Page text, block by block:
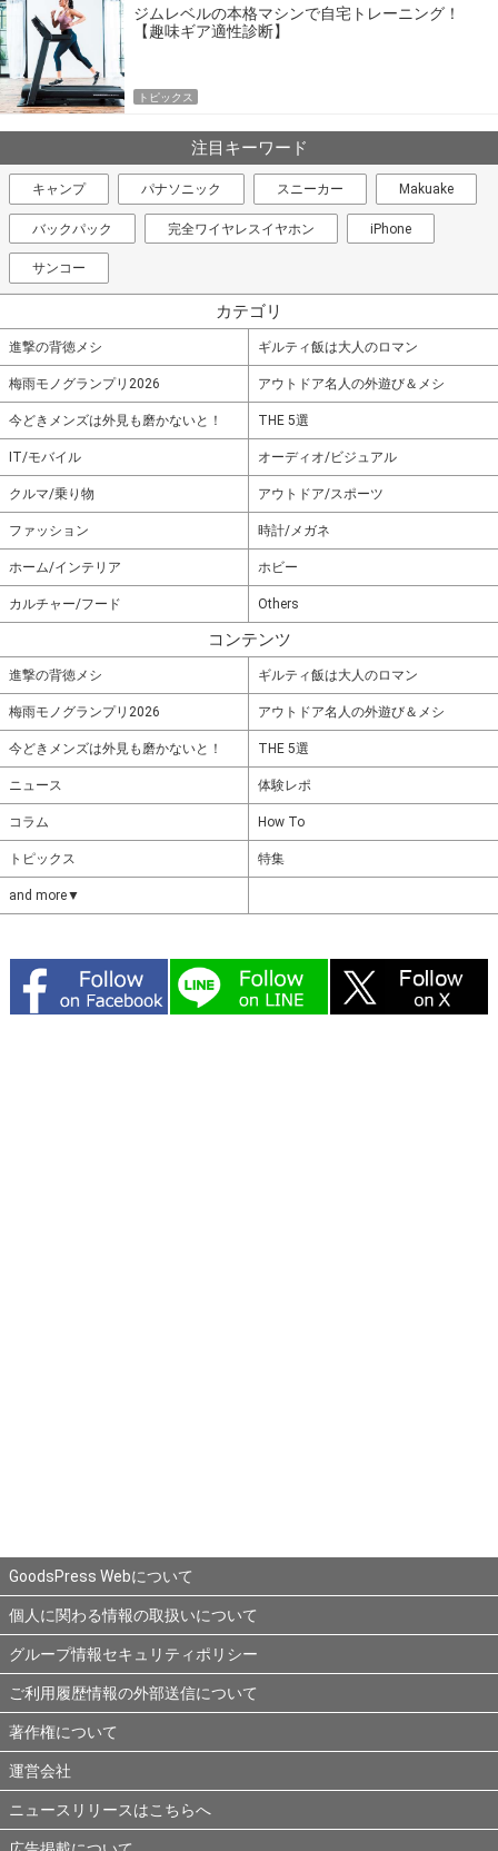
ジムレベルの本格マシンで自宅トレーニング！
【趣味ギア適性診断】
トピックス
注目キーワード
キャンプ パナソニック スニーカー Makuake
バックパック 完全ワイヤレスイヤホン iPhone
サンコー
カテゴリ
進撃の背徳メシ ギルティ飯は大人のロマン
梅雨モノグランプリ2026 アウトドア名人の外遊び＆メシ
今どきメンズは外見も磨かないと！ THE 5選
IT/モバイル オーディオ/ビジュアル
クルマ/乗り物 アウトドア/スポーツ
ファッション 時計/メガネ
ホーム/インテリア ホビー
カルチャー/フード Others
コンテンツ
進撃の背徳メシ ギルティ飯は大人のロマン
梅雨モノグランプリ2026 アウトドア名人の外遊び＆メシ
今どきメンズは外見も磨かないと！ THE 5選
ニュース 体験レポ
コラム How To
トピックス 特集
and more▼
GoodsPress Webについて
個人に関わる情報の取扱いについて
グループ情報セキュリティポリシー
ご利用履歴情報の外部送信について
著作権について
運営会社
ニュースリリースはこちらへ